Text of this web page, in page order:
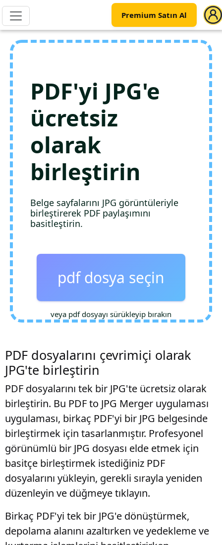
Premium Satın Al
PDF'yi JPG'e
ücretsiz
olarak
birleştirin
Belge sayfalarını JPG görüntüleriyle
birleştirerek PDF paylaşımını
basitleştirin.
pdf dosya seçin
veya pdf dosyayı sürükleyip bırakın
PDF dosyalarını çevrimiçi olarak
JPG'te birleştirin
PDF dosyalarını tek bir JPG'te ücretsiz olarak
birleştirin. Bu PDF to JPG Merger uygulaması
uygulaması, birkaç PDF'yi bir JPG belgesinde
birleştirmek için tasarlanmıştır. Profesyonel
görünümlü bir JPG dosyası elde etmek için
basitçe birleştirmek istediğiniz PDF
dosyalarını yükleyin, gerekli sırayla yeniden
düzenleyin ve düğmeye tıklayın.
Birkaç PDF'yi tek bir JPG'e dönüştürmek,
depolama alanını azaltırken ve yedekleme ve